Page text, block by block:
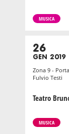
MUSICA
26
GEN 2019
Zona 9 -
Fulvio Testi
Teatro
MUSICA